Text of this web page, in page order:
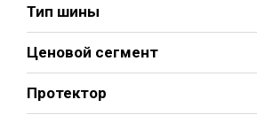
Тип шины
Ценовой сегмент
Протектор